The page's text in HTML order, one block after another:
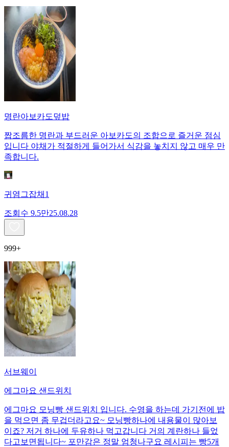
명란아보카도덮밥
짭조름한 명란과 부드러운 아보카도의 조합으로 즐거운 점심
입니다 야채가 적절하게 들어가서 식감을 놓치지 않고 매우 만
족합니다.
귀염그잡채1
조회수 9.5만25.08.28
999+
서브웨이
에그마요 샌드위치
에그마요 모닝빵 샌드위치 입니다. 수영을 하는데 가기전에 밥
을 먹으면 좀 무겁더라고요~ 모닝빵하나에 내용물이 많아보
이죠? 저거 하나에 두유하나 먹고갑니다 거의 계란하나 들었
다고보면됩니다~ 포만감은 정말 엄청나구요 레시피는 빵5개